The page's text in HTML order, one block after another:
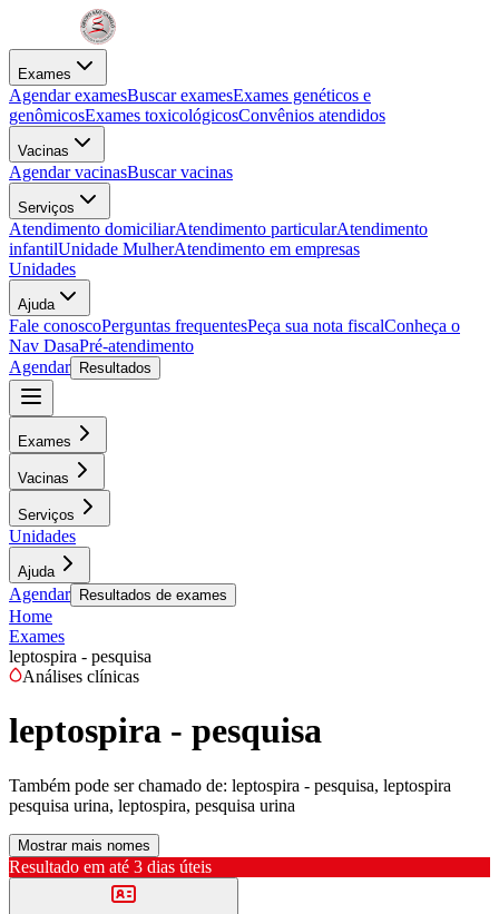
Exames
Agendar examesBuscar examesExames genéticos e
genômicosExames toxicológicosConvênios atendidos
Vacinas
Agendar vacinasBuscar vacinas
Serviços
Atendimento domiciliarAtendimento particularAtendimento
infantilUnidade MulherAtendimento em empresas
Unidades
Ajuda
Fale conoscoPerguntas frequentesPeça sua nota fiscalConheça o
Nav DasaPré-atendimento
Agendar
Resultados
Exames
Vacinas
Serviços
Unidades
Ajuda
Agendar Resultados de exames
Home
Exames
leptospira - pesquisa
Análises clínicas
leptospira - pesquisa
Também pode ser chamado de: leptospira - pesquisa, leptospira
pesquisa urina, leptospira, pesquisa urina
Mostrar mais nomes
Resultado em até 3 dias úteis